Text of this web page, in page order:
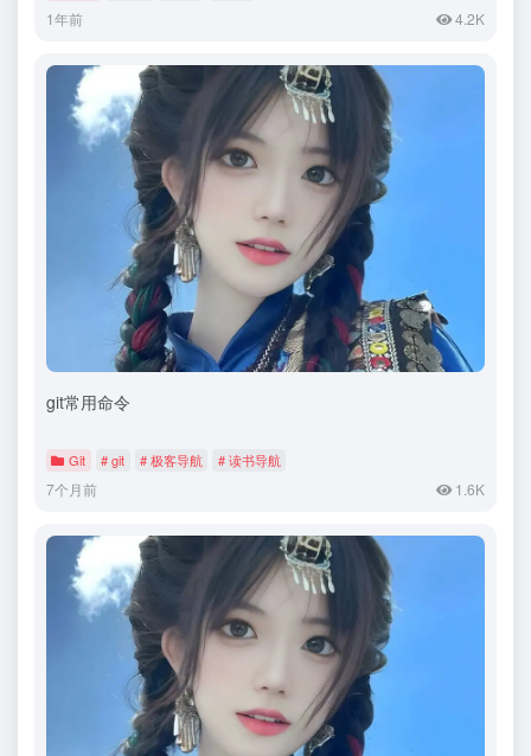
1年前 4.2K
git常用命令
Git # git # 极客导航 # 读书导航
7个月前 1.6K